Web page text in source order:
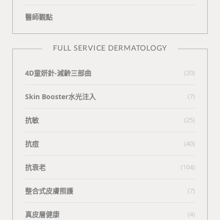
醫師觀點
FULL SERVICE DERMATOLOGY
4D童妍針-減齡三部曲 (20)
Skin Booster水光注入 (7)
抗敏 (25)
抗痘 (40)
抗衰老 (104)
整合式皮膚照護 (7)
真皮層健康 (4)